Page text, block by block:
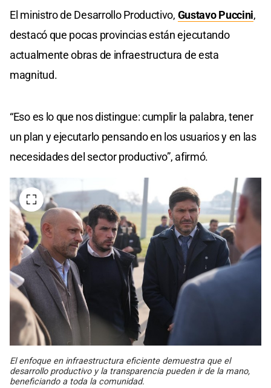
El ministro de Desarrollo Productivo, Gustavo Puccini,
destacó que pocas provincias están ejecutando
actualmente obras de infraestructura de esta
magnitud.
“Eso es lo que nos distingue: cumplir la palabra, tener
un plan y ejecutarlo pensando en los usuarios y en las
necesidades del sector productivo”, afirmó.
El enfoque en infraestructura eficiente demuestra que el
desarrollo productivo y la transparencia pueden ir de la mano,
beneficiando a toda la comunidad.